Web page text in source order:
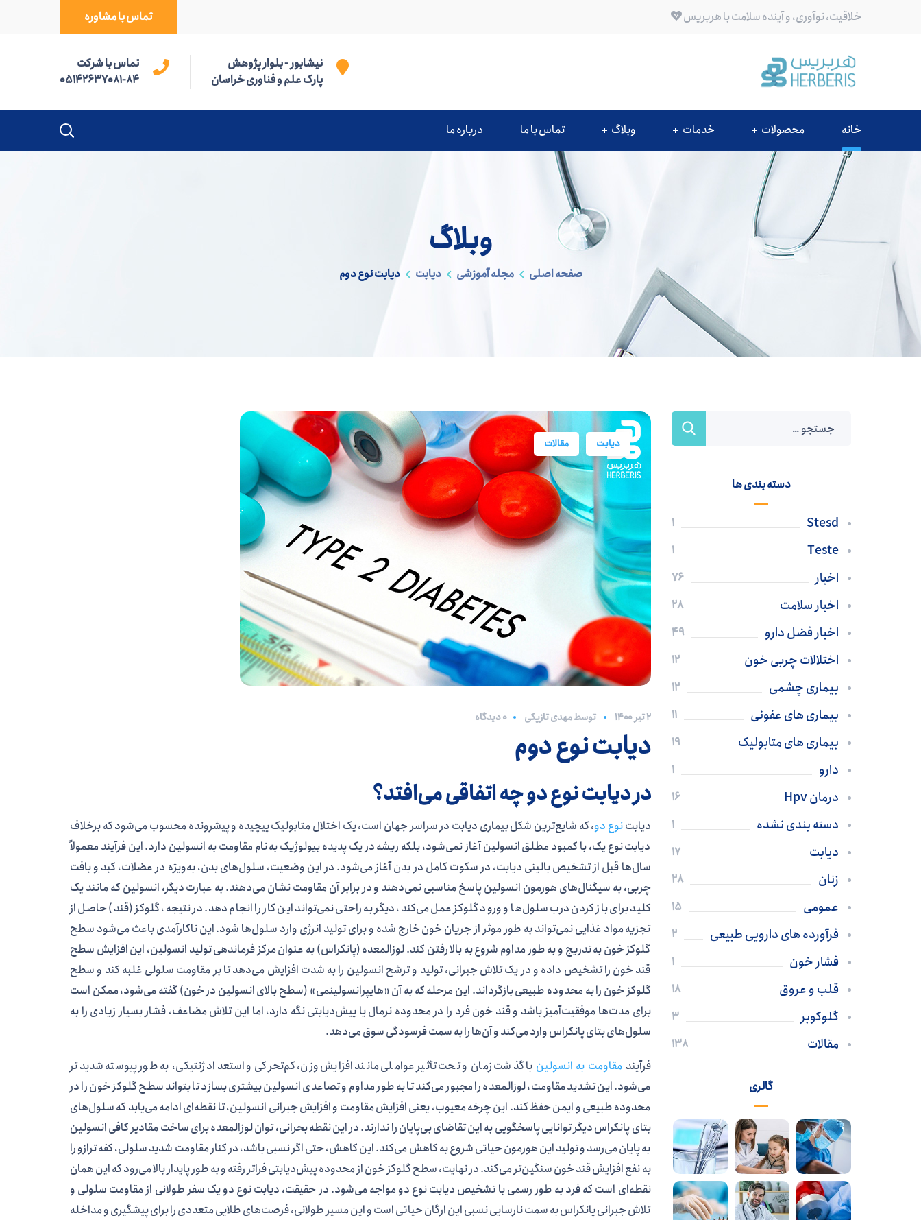
خلاقیت، نوآوری، و آینده سلامت با هربریس تماس با مشاوره
نیشابور - بلوار پژوهش
پارک علم و فناوری خراسان
تماس با شرکت
05142637081-84
خانه محصولات خدمات وبلاگ تماس با ما درباره ما
وبلاگ
صفحه اصلی مجله آموزشی دیابت دیابت نوع دوم
دیابت مقالات
۲ تیر ۱۴۰۰ توسطمهدی تازیکی 0 دیدگاه
دیابت نوع دوم
در دیابت نوع دو چه اتفاقی می‌افتد؟
دیابتنوع دو، که شایع‌ترین شکل بیماری دیابت در سراسر جهان است، یک اختلال متابولیک پیچیده و پیشرونده محسوب می‌شود که برخلاف
دیابت نوع یک، با کمبود مطلق انسولین آغاز نمی‌شود، بلکه ریشه در یک پدیده بیولوژیک به نام مقاومت به انسولین دارد. این فرآیند معمولاً
سال‌ها قبل از تشخیص بالینی دیابت، در سکوت کامل در بدن آغاز می‌شود. در این وضعیت، سلول‌های بدن، به‌ویژه در عضلات، کبد و بافت
چربی، به سیگنال‌های هورمون انسولین پاسخ مناسبی نمی‌دهند و در برابر آن مقاومت نشان می‌دهند. به عبارت دیگر، انسولین که مانند یک
کلید برای باز کردن درب سلول‌ها و ورود گلوکز عمل می‌کند، دیگر به راحتی نمی‌تواند این کار را انجام دهد. در نتیجه، گلوکز (قند) حاصل از
تجزیه مواد غذایی نمی‌تواند به طور موثر از جریان خون خارج شده و برای تولید انرژی وارد سلول‌ها شود. این ناکارآمدی باعث می‌شود سطح
گلوکز خون به تدریج و به طور مداوم شروع به بالا رفتن کند. لوزالمعده (پانکراس) به عنوان مرکز فرماندهی تولید انسولین، این افزایش سطح
قند خون را تشخیص داده و در یک تلاش جبرانی، تولید و ترشح انسولین را به شدت افزایش می‌دهد تا بر مقاومت سلولی غلبه کند و سطح
گلوکز خون را به محدوده طبیعی بازگرداند. این مرحله که به آن «هایپرانسولینمی» (سطح بالای انسولین در خون) گفته می‌شود، ممکن است
برای مدت‌ها موفقیت‌آمیز باشد و قند خون فرد را در محدوده نرمال یا پیش‌دیابتی نگه دارد، اما این تلاش مضاعف، فشار بسیار زیادی را به
سلول‌های بتای پانکراس وارد می‌کند و آن‌ها را به سمت فرسودگی سوق می‌دهد.
فرآیند مقاومت به انسولین با گذشت زمان و تحت تأثیر عواملی مانند افزایش وزن، کم‌تحرکی و استعداد ژنتیکی، به طور پیوسته شدیدتر
می‌شود. این تشدید مقاومت، لوزالمعده را مجبور می‌کند تا به طور مداوم و تصاعدی انسولین بیشتری بسازد تا بتواند سطح گلوکز خون را در
محدوده طبیعی و ایمن حفظ کند. این چرخه معیوب، یعنی افزایش مقاومت و افزایش جبرانی انسولین، تا نقطه‌ای ادامه می‌یابد که سلول‌های
بتای پانکراس دیگر توانایی پاسخگویی به این تقاضای بی‌پایان را ندارند. در این نقطه بحرانی، توان لوزالمعده برای ساخت مقادیر کافی انسولین
به پایان می‌رسد و تولید این هورمون حیاتی شروع به کاهش می‌کند. این کاهش، حتی اگر نسبی باشد، در کنار مقاومت شدید سلولی، کفه ترازو را
به نفع افزایش قند خون سنگین‌تر می‌کند. در نهایت، سطح گلوکز خون از محدوده پیش‌دیابتی فراتر رفته و به طور پایدار بالا می‌رود که این همان
نقطه‌ای است که فرد به طور رسمی با تشخیص دیابت نوع دو مواجه می‌شود. در حقیقت، دیابت نوع دو یک سفر طولانی از مقاومت سلولی و
تلاش جبرانی پانکراس به سمت نارسایی نسبی این ارگان حیاتی است و این مسیر طولانی، فرصت‌های طلایی متعددی را برای پیشگیری و مداخله
دسته بندی ها
Stesd
1
Teste
1
اخبار 76
اخبار سلامت 28
اخبار فضل دارو 49
اختلالات چربی خون 12
بیماری چشمی 12
بیماری های عفونی 11
بیماری های متابولیک 19
دارو 1
درمان Hpv 16
دسته بندی نشده 1
دیابت 17
زنان 28
عمومی 15
فرآورده های دارویی طبیعی 2
فشار خون 1
قلب و عروق 18
گلوکوبر 3
مقالات 138
گالری